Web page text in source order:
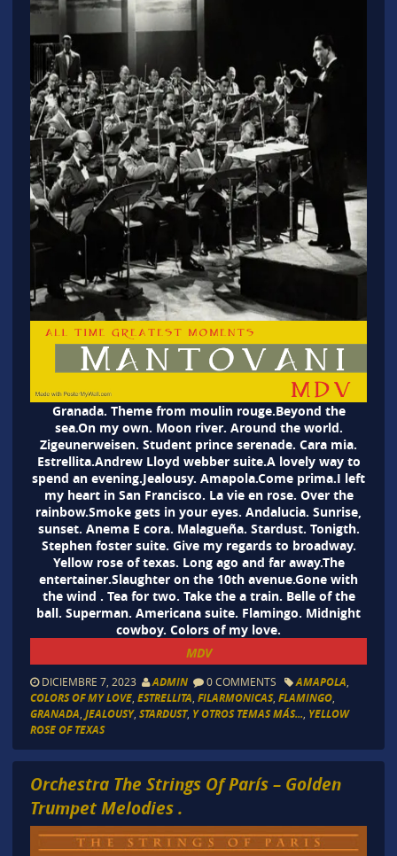
Granada. Theme from moulin rouge.Beyond the
sea.On my own. Moon river. Around the world.
Zigeunerweisen. Student prince serenade. Cara mia.
Estrellita.Andrew Lloyd webber suite.A lovely way to
spend an evening.Jealousy. Amapola.Come prima.I left
my heart in San Francisco. La vie en rose. Over the
rainbow.Smoke gets in your eyes. Andalucia. Sunrise,
sunset. Anema E cora. Malagueña. Stardust. Tonigth.
Stephen foster suite. Give my regards to broadway.
Yellow rose of texas. Long ago and far away.The
entertainer.Slaughter on the 10th avenue.Gone with
the wind . Tea for two. Take the a train. Belle of the
ball. Superman. Americana suite. Flamingo. Midnight
cowboy. Colors of my love.
MDV
DICIEMBRE 7, 2023 ADMIN 0 COMMENTS AMAPOLA
COLORS OF MY LOVE, ESTRELLITA FILARMONICAS, FLAMINGO,
GRANADA JEALOUSY, STARDUST, Y OTROS TEMAS MÁS... YELLOW
ROSE OF TEXAS
Orchestra The Strings Of París – Golden
Trumpet Melodies .